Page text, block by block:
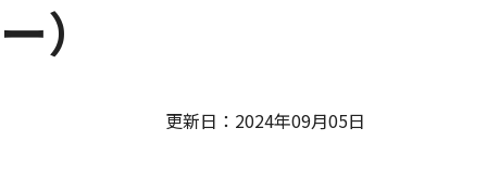
）
更新日：2024年09月05日